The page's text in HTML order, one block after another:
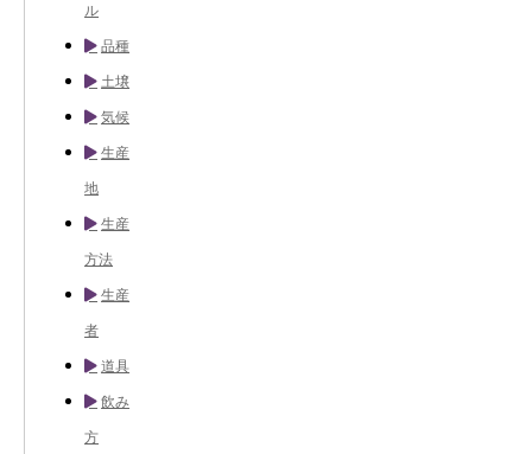
ル
品種
土壌
気候
生産
地
生産
方法
生産
者
道具
飲み
方